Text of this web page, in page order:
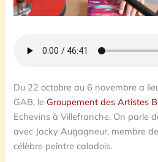
Du 22 octobre au 6 novembre a
GAB, le Groupement des Artistes
Echevins à Villefranche. On parle
avec Jacky Augagneur, membre
célèbre peintre caladois.